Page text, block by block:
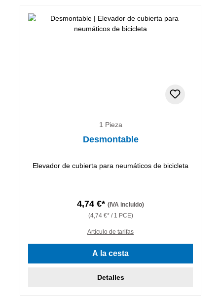
1 Pieza
Desmontable
Elevador de cubierta para neumáticos de bicicleta
4,74 €* (IVA incluido)
(4,74 €* / 1 PCE)
Artículo de tarifas
A la cesta
Detalles